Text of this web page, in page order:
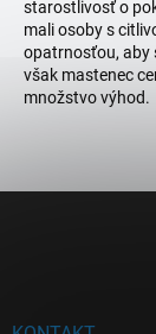
starostlivosť o
mali osoby s
opatrnosťou, aby
však mastenec
množstvo výhod.